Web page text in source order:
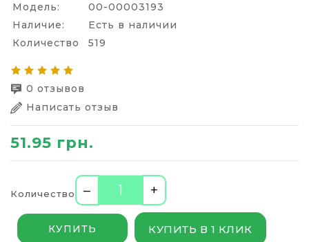
Модель:
00-00003193
Наличие:
Есть в наличии
Количество
519
0 отзывов
Написать отзыв
51.95 грн.
Количество – +
КУПИТЬ КУПИТЬ В 1 КЛИК